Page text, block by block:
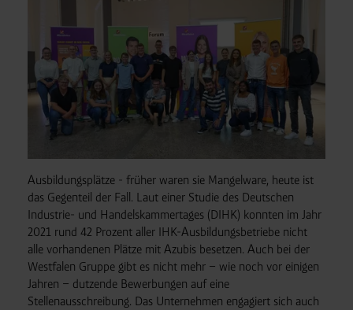
Ausbildungsplätze - früher waren sie Mangelware, heute ist
das Gegenteil der Fall. Laut einer Studie des Deutschen
Industrie- und Handelskammertages (DIHK) konnten im Jahr
2021 rund 42 Prozent aller IHK-Ausbildungsbetriebe nicht
alle vorhandenen Plätze mit Azubis besetzen. Auch bei der
Westfalen Gruppe gibt es nicht mehr – wie noch vor einigen
Jahren – dutzende Bewerbungen auf eine
Stellenausschreibung. Das Unternehmen engagiert sich auch